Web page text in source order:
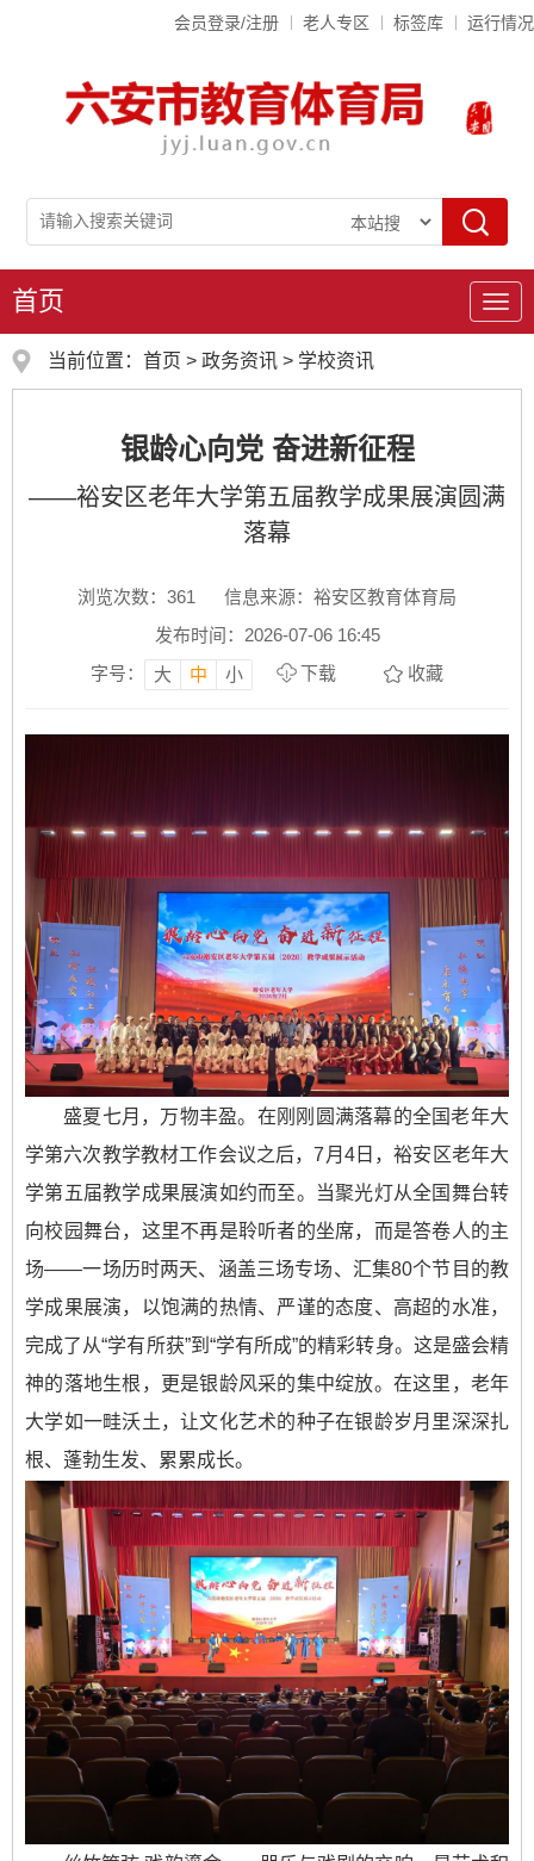
会员登录/注册 老人专区 标签库 运行情况
导
首页
当前位置： 首页 > 政务资讯 > 学校资讯
银龄心向党 奋进新征程
——裕安区老年大学第五届教学成果展演圆满
落幕
浏览次数： 361
信息来源：裕安区教育体育局
发布时间：2026-07-06 16:45
字号：
大 中 小 下载 收藏
盛夏七月，万物丰盈。在刚刚圆满落幕的全国老年大
学第六次教学教材工作会议之后，7月4日，裕安区老年大
学第五届教学成果展演如约而至。当聚光灯从全国舞台转
向校园舞台，这里不再是聆听者的坐席，而是答卷人的主
场——一场历时两天、涵盖三场专场、汇集80个节目的教
学成果展演，以饱满的热情、严谨的态度、高超的水准，
完成了从“学有所获”到“学有所成”的精彩转身。这是盛会精
神的落地生根，更是银龄风采的集中绽放。在这里，老年
大学如一畦沃土，让文化艺术的种子在银龄岁月里深深扎
根、蓬勃生发、累累成长。